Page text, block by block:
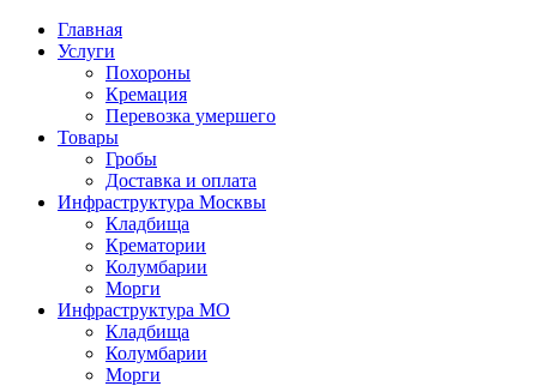
Главная
Услуги
Похороны
Кремация
Перевозка умершего
Товары
Гробы
Доставка и оплата
Инфраструктура Москвы
Кладбища
Крематории
Колумбарии
Морги
Инфраструктура МО
Кладбища
Колумбарии
Морги